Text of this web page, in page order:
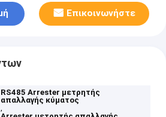
Επικοινωνήστε
RS485 Arrester μετρητής
απαλλαγής κύματος
,